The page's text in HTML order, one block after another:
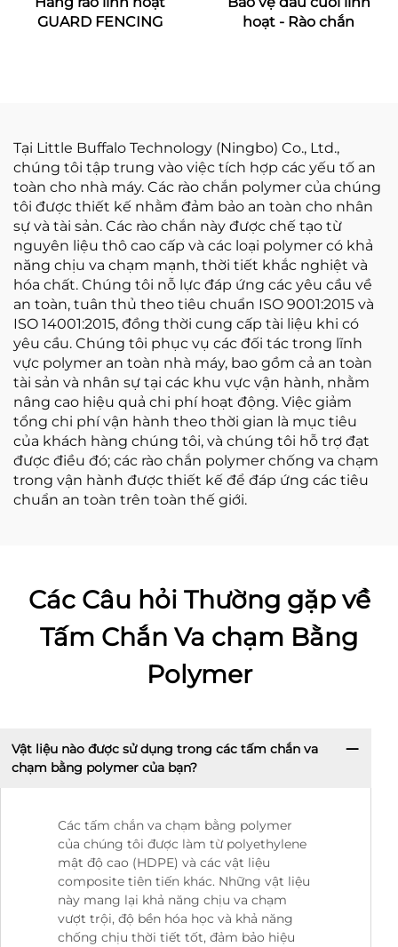
GUARD FENCING
hoạt - Rào chắn
Tại Little Buffalo Technology (Ningbo) Co., Ltd.,
chúng tôi tập trung vào việc tích hợp các yếu tố an
toàn cho nhà máy. Các rào chắn polymer của chúng
tôi được thiết kế nhằm đảm bảo an toàn cho nhân
sự và tài sản. Các rào chắn này được chế tạo từ
nguyên liệu thô cao cấp và các loại polymer có khả
năng chịu va chạm mạnh, thời tiết khắc nghiệt và
hóa chất. Chúng tôi nỗ lực đáp ứng các yêu cầu về
an toàn, tuân thủ theo tiêu chuẩn ISO 9001:2015 và
ISO 14001:2015, đồng thời cung cấp tài liệu khi có
yêu cầu. Chúng tôi phục vụ các đối tác trong lĩnh
vực polymer an toàn nhà máy, bao gồm cả an toàn
tài sản và nhân sự tại các khu vực vận hành, nhằm
nâng cao hiệu quả chi phí hoạt động. Việc giảm
tổng chi phí vận hành theo thời gian là mục tiêu
của khách hàng chúng tôi, và chúng tôi hỗ trợ đạt
được điều đó; các rào chắn polymer chống va chạm
trong vận hành được thiết kế để đáp ứng các tiêu
chuẩn an toàn trên toàn thế giới.
Các Câu hỏi Thường gặp về
Tấm Chắn Va chạm Bằng
Polymer
Vật liệu nào được sử dụng trong các tấm chắn va
chạm bằng polymer của bạn?
Các tấm chắn va chạm bằng polymer
của chúng tôi được làm từ polyethylene
mật độ cao (HDPE) và các vật liệu
composite tiên tiến khác. Những vật liệu
này mang lại khả năng chịu va chạm
vượt trội, độ bền hóa học và khả năng
chống chịu thời tiết tốt, đảm bảo hiệu